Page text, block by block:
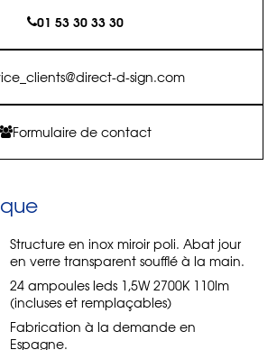
01 53 30 33 30
d-sign.com
Formulaire de contact
Structure en inox miroir poli. Abat jour
en verre transparent soufflé à la main.
24 ampoules leds 1,5W 2700K 110lm
(incluses et remplaçables)
Fabrication à la demande en
Espagne.